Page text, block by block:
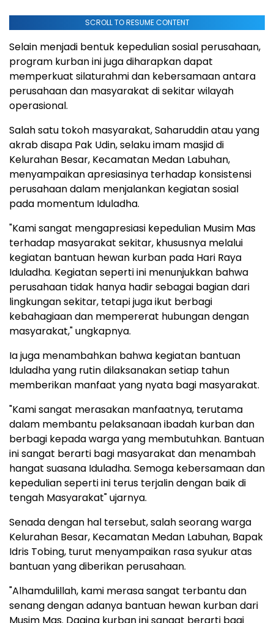
SCROLL TO RESUME CONTENT
Selain menjadi bentuk kepedulian sosial perusahaan,
program kurban ini juga diharapkan dapat
memperkuat silaturahmi dan kebersamaan antara
perusahaan dan masyarakat di sekitar wilayah
operasional.
Salah satu tokoh masyarakat, Saharuddin atau yang
akrab disapa Pak Udin, selaku imam masjid di
Kelurahan Besar, Kecamatan Medan Labuhan,
menyampaikan apresiasinya terhadap konsistensi
perusahaan dalam menjalankan kegiatan sosial
pada momentum Iduladha.
"Kami sangat mengapresiasi kepedulian Musim Mas
terhadap masyarakat sekitar, khususnya melalui
kegiatan bantuan hewan kurban pada Hari Raya
Iduladha. Kegiatan seperti ini menunjukkan bahwa
perusahaan tidak hanya hadir sebagai bagian dari
lingkungan sekitar, tetapi juga ikut berbagi
kebahagiaan dan mempererat hubungan dengan
masyarakat," ungkapnya.
Ia juga menambahkan bahwa kegiatan bantuan
Iduladha yang rutin dilaksanakan setiap tahun
memberikan manfaat yang nyata bagi masyarakat.
"Kami sangat merasakan manfaatnya, terutama
dalam membantu pelaksanaan ibadah kurban dan
berbagi kepada warga yang membutuhkan. Bantuan
ini sangat berarti bagi masyarakat dan menambah
hangat suasana Iduladha. Semoga kebersamaan dan
kepedulian seperti ini terus terjalin dengan baik di
tengah Masyarakat" ujarnya.
Senada dengan hal tersebut, salah seorang warga
Kelurahan Besar, Kecamatan Medan Labuhan, Bapak
Idris Tobing, turut menyampaikan rasa syukur atas
bantuan yang diberikan perusahaan.
"Alhamdulillah, kami merasa sangat terbantu dan
senang dengan adanya bantuan hewan kurban dari